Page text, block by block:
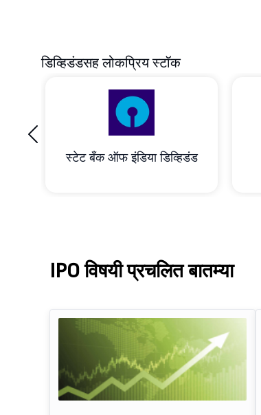
डिव्हिडंडसह लोकप्रिय स्टॉक
स्टेट बँक ऑफ इंडिया डिव्हिडंड
‹
IPO विषयी प्रचलित बातम्या